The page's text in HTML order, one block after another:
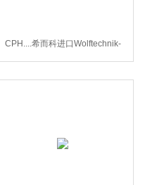
CPH....希而科进口Wolftechnik-
CPH系列滤芯